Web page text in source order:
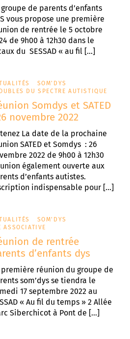
groupe de parents d’enfants
vous propose une première
de rentrée le 5 octobre
de 9h00 à 12h30 dans le
du SESSAD « au fil […]
SOM'DYS
DU SPECTRE AUTISTIQUE
Somdys et SATED
novembre 2022
La date de la prochaine
SATED et Somdys : 26
2022 de 9h00 à 12h30
également ouverte aux
d’enfants autistes.
indispensable pour […]
SOM'DYS
ASSOCIATIVE
de rentrée
d’enfants dys
première réunion du groupe de
som’dys se tiendra le
17 septembre 2022 au
« Au fil du temps » 2 Allée
Siberchicot à Pont de […]